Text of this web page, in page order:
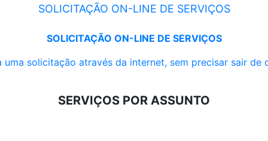
SOLICITAÇÃO ON-LINE DE SERVIÇOS
SOLICITAÇÃO ON-LINE DE SERVIÇOS
uma solicitação através da internet, sem precisar sair de
SERVIÇOS POR ASSUNTO